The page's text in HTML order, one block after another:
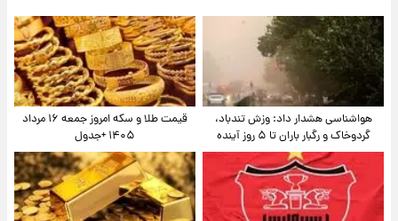
هواشناسی هشدار داد: وزش تندباد،
گردوخاک و رگبار باران تا ۵ روز آینده
قیمت طلا و سکه امروز جمعه ۱۶ مرداد
۱۴۰۵ +جدول